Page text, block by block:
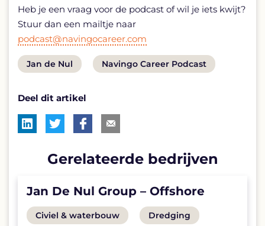
Heb je een vraag voor de podcast of wil je iets kwijt?
Stuur dan een mailtje naar
podcast@navingocareer.com
View
tag:
Jan de Nul
View
Navingo Career Podcast
Deel dit artikel
Gerelateerde bedrijven
related
companies
Jan De Nul Group – Offshore
View
Civiel & waterbouw
View
Dredging